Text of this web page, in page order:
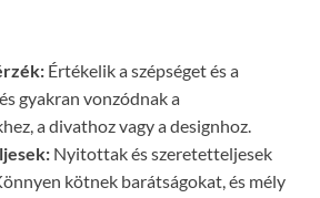
Értékelik a szépséget és a
gyakran vonzódnak a
a divathoz vagy a designhoz.
Nyitottak és szeretetteljesek
kötnek barátságokat, és mély